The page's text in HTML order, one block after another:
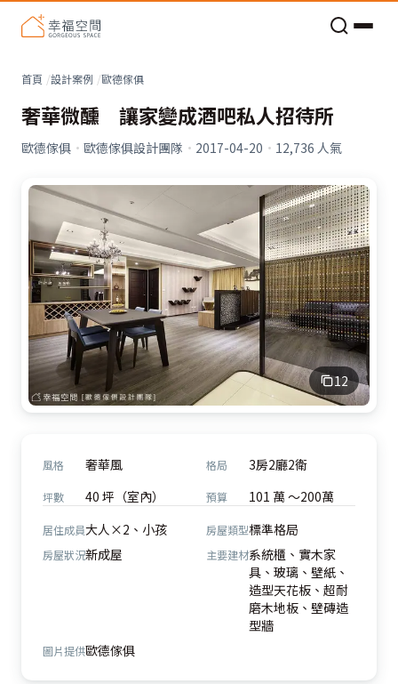
首頁 設計案例 歐德傢俱
奢華微醺 讓家變成酒吧私人招待所
歐德傢俱 · 歐德傢俱設計團隊 · 2017-04-20 · 12,736 人氣
12
風格 奢華風 格局 3房2廳2衛
坪數 40 坪（室內） 預算 101 萬 ～200萬
居住成員大人×2、小孩 房屋類型標準格局
房屋狀況新成屋 主要建材系統櫃、實木家
具、玻璃、壁紙、
造型天花板、超耐
磨木地板、壁磚造
型牆
圖片提供歐德傢俱